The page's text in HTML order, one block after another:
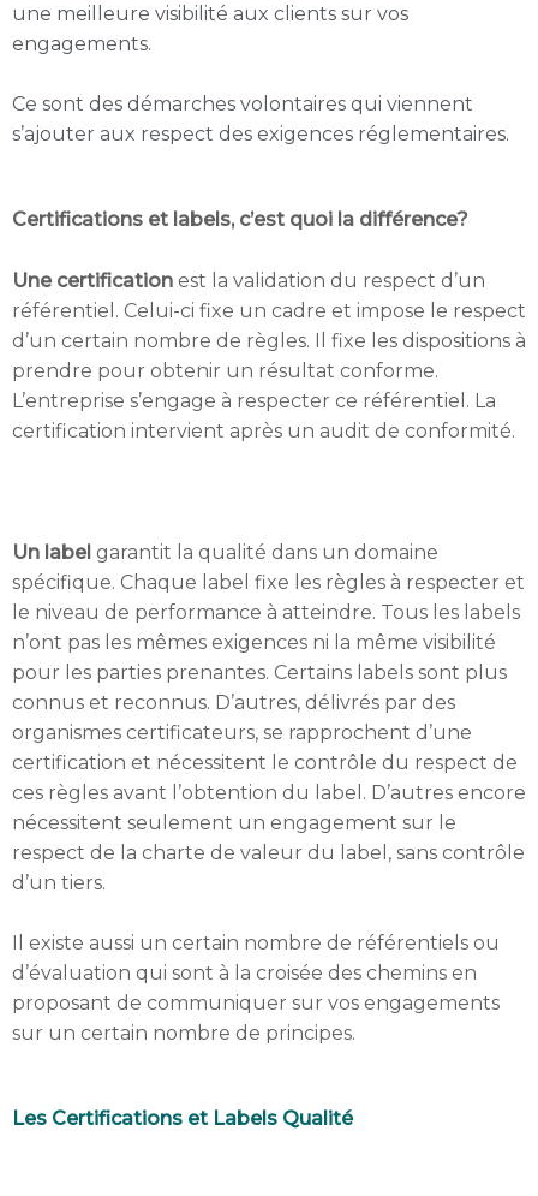
une meilleure visibilité aux clients sur vos
engagements.
Ce sont des démarches volontaires qui viennent
s’ajouter aux respect des exigences réglementaires.
Certifications et labels, c’est quoi la différence?
Une certification est la validation du respect d’un
référentiel. Celui-ci fixe un cadre et impose le respect
d’un certain nombre de règles. Il fixe les dispositions à
prendre pour obtenir un résultat conforme.
L’entreprise s’engage à respecter ce référentiel. La
certification intervient après un audit de conformité.
Un label garantit la qualité dans un domaine
spécifique. Chaque label fixe les règles à respecter et
le niveau de performance à atteindre. Tous les labels
n’ont pas les mêmes exigences ni la même visibilité
pour les parties prenantes. Certains labels sont plus
connus et reconnus. D’autres, délivrés par des
organismes certificateurs, se rapprochent d’une
certification et nécessitent le contrôle du respect de
ces règles avant l’obtention du label. D’autres encore
nécessitent seulement un engagement sur le
respect de la charte de valeur du label, sans contrôle
d’un tiers.
Il existe aussi un certain nombre de référentiels ou
d’évaluation qui sont à la croisée des chemins en
proposant de communiquer sur vos engagements
sur un certain nombre de principes.
Les Certifications et Labels Qualité